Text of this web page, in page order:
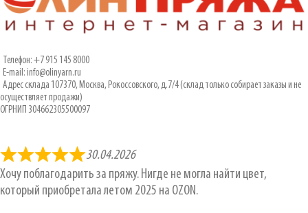
Телефон: +7 915 145 8000
E-mail: info@olinyarn.ru
Адрес склада 107370, Москва, Рокоссовского, д.7/4 (склад только собирает заказы и не
осуществляет продажи)
ОГРНИП 304662305500097
30.04.2026
Хочу поблагодарить за пряжу. Нигде не могла найти цвет,
который приобретала летом 2025 на OZON.